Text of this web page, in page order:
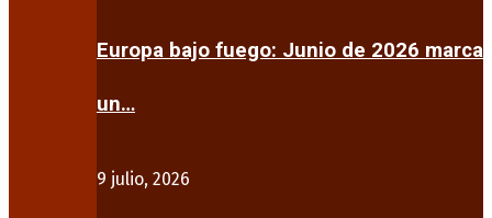
Europa bajo fuego: Junio de 2026 marca
un…
9 julio, 2026